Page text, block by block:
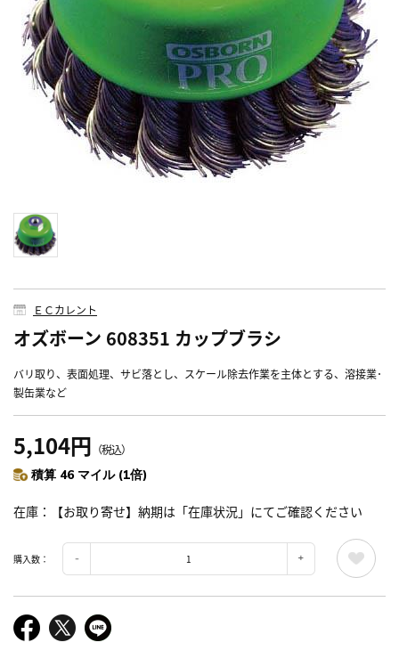
ＥＣカレント
オズボーン 608351 カップブラシ
バリ取り、表面処理、サビ落とし、スケール除去作業を主体とする、溶接業･
製缶業など
5,104円 （税込）
積算 46 マイル (1倍)
在庫 【お取り寄せ】納期は「在庫状況」にてご確認ください
購入数：